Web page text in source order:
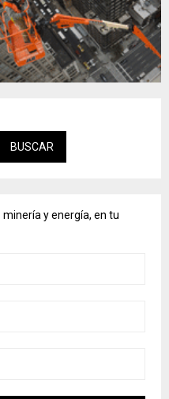
BUSCAR
y energía, en tu